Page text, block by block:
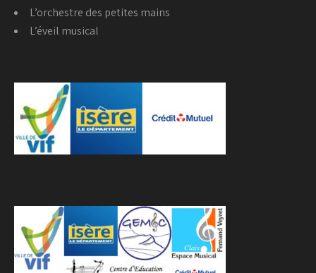
L’orchestre des petites mains
L’éveil musical